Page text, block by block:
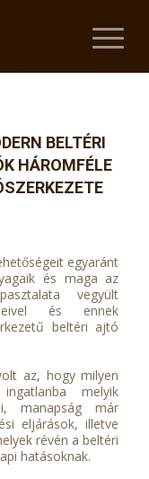
BELTÉRI
HÁROMFÉLE
egyaránt
és maga az
vegyült
és ennek
beltéri ajtó
az, hogy milyen
melyik
manapság már
eljárások, illetve
révén a beltéri
hatásoknak.